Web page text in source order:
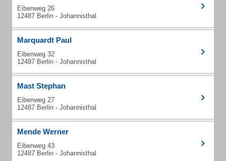
Eibenweg 26
12487 Berlin - Johannisthal
Marquardt Paul
Eibenweg 32
12487 Berlin - Johannisthal
Mast Stephan
Eibenweg 27
12487 Berlin - Johannisthal
Mende Werner
Eibenweg 43
12487 Berlin - Johannisthal